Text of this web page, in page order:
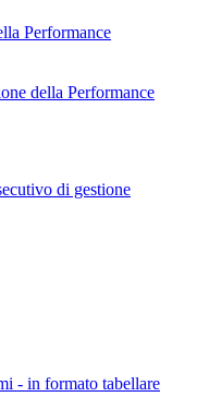
Performance
della Performance
di gestione
- in formato tabellare